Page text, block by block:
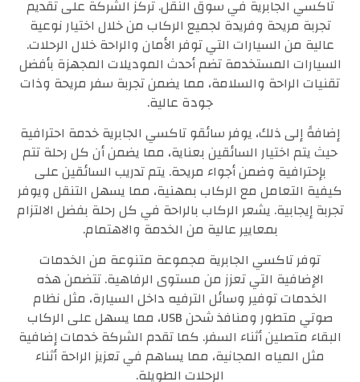
تاكسي الجابرية في سوق النقل. تركز الشركة على تقديم
تجربة مريحة وفريدة لجميع الركاب من خلال اختيار نوعية
عالية من السيارات التي توفر الأمان والراحة خلال الرحلات.
السيارات المستخدمة تضم أحدث الموديلات المجهزة بأفضل
تقنيات الراحة والسلامة، مما يضمن تجربة سفر مريحة وذات
جودة عالية.
إضافةً إلى ذلك، يوفر سائقو تاكسي الجابرية خدمة احترافية
حيث يتم اختيار السائقين بعناية، مما يضمن أن كل رحلة تتم
بإحترافية وضمن أجواء مريحة. يتم تدريب السائقين على
كيفية التعامل مع الركاب بمهنية، مما يسهل التنقل ويوفر
تجربة إيجابية. يشعر الركاب بالراحة في كل رحلة بفضل الالتزام
بمعايير عالية من الخدمة والاهتمام.
توفر تاكسي الجابرية مجموعة متنوعة من الخدمات
الإضافية التي تعزز من مستوى الرفاهية. تتضمن هذه
الخدمات توفير وسائل الترفيه داخل السيارة، مثل نظام
صوتي متطور ومنافذ شحن USB، مما يسهل على الركاب
البقاء متصلين أثناء السفر. كما تقدم الشركة خدمات إضافية
مثل المياه المجانية، مما يساهم في تعزيز الراحة أثناء
الرحلات الطويلة.